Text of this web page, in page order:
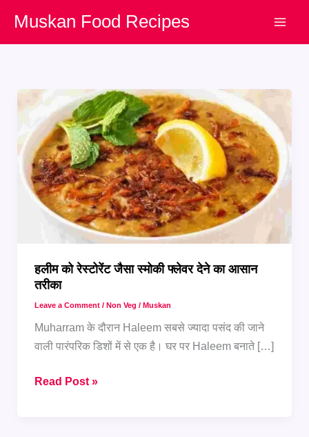
content
Muskan Food Recipes
हलीम को रेस्टोरेंट जैसा स्मोकी फ्लेवर देने का आसान
तरीका
Leave a Comment / Non Veg / Muskan
Muharram के दौरान Haleem सबसे ज्यादा पसंद की जाने
वाली पारंपरिक डिशों में से एक है। घर पर Haleem बनाते […]
हलीम
Read Post »